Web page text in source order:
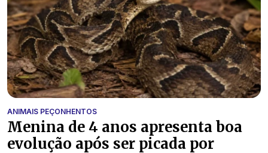
ANIMAIS PEÇONHENTOS
Menina de 4 anos apresenta boa
evolução após ser picada por